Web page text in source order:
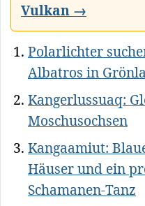
Vulkan →
Polarlichter
Albatros in
Kangerlussuaq:
Moschusochsen
Kangaamiut:
Häuser und ein
Schamanen-Tanz